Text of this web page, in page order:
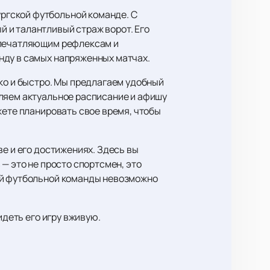
футбольной команде. С
талантливый страж ворот. Его
рефлексам и
в самых напряженных матчах.
и быстро. Мы предлагаем удобный
актуальное расписание и афишу
планировать свое время, чтобы
и его достижениях. Здесь вы
это не просто спортсмен, это
футбольной команды невозможно
его игру вживую.